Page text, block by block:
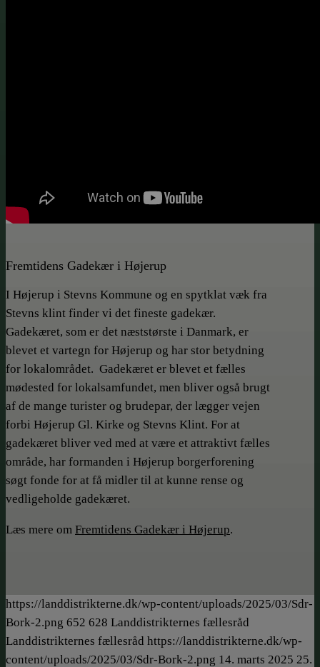
Fremtidens Gadekær i Højerup
I Højerup i Stevns Kommune og en spytklat væk fra
Stevns klint finder vi det fineste gadekær.
Gadekæret, som er det næststørste i Danmark, er
blevet et vartegn for Højerup og har stor betydning
for lokalområdet. Gadekæret er blevet et fælles
mødested for lokalsamfundet, men bliver også brugt
af de mange turister og brudepar, der lægger vejen
forbi Højerup Gl. Kirke og Stevns Klint. For at
gadekæret bliver ved med at være et attraktivt fælles
område, har formanden i Højerup borgerforening
søgt fonde for at få midler til at kunne rense og
vedligeholde gadekæret.
Læs mere om Fremtidens Gadekær i Højerup.
https://landdistrikterne.dk/wp-content/uploads/2025/03/Sdr-
Bork-2.png 652 628 Landdistrikternes fællesråd
Landdistrikternes fællesråd https://landdistrikterne.dk/wp-
content/uploads/2025/03/Sdr-Bork-2.png 14. marts 2025 25.